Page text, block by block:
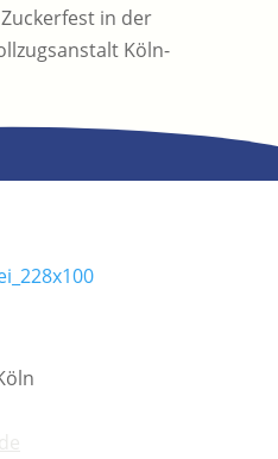
in der
Köln-